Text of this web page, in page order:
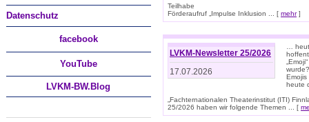
Datenschutz
facebook
YouTube
LVKM-BW.Blog
Teilhabe
Förderaufruf „Impulse Inklusion ... [ mehr]
LVKM-Newsletter 25/2026
17.07.2026
…
Emojis
heute
„Fachternationalen Theaterinstitut (ITI)
25/2026 haben wir folgende Themen ... [